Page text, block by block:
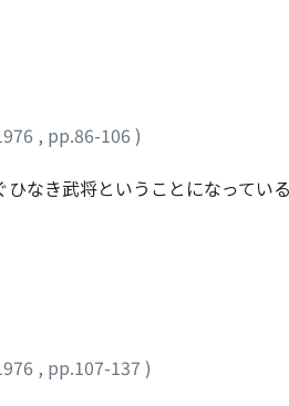
取法が存在する。寛文末年以降(
免である。論理的には、この段
土免・根取免を補完するものと
見から三段毛見への移行(元禄九
対応である。
, pp.86-106 )
なき武将ということになってい
れたといえよう。また「三国志
なく陳寿の「三国志」である。
かを考え、ついで同時代人の評
その線上にある。しかし陳寿と
, pp.107-137 )